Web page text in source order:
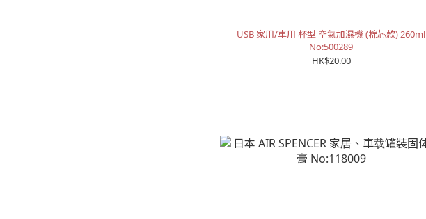
USB 家用/車用 杯型 空氣加濕機 (棉芯款) 260ml
No:500289
HK$20.00